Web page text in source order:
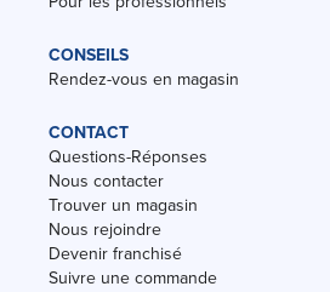
CONSEILS
Rendez-vous en magasin
CONTACT
Questions-Réponses
Nous contacter
Trouver un magasin
Nous rejoindre
Devenir franchisé
Suivre une commande